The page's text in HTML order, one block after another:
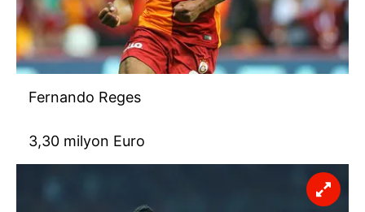
Fernando Reges
3,30 milyon Euro